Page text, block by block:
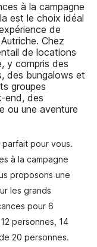
à la campagne
est le choix idéal
de
Chez
de locations
y compris des
des bungalows et
groupes
end, des
ou une aventure
pour vous.
à la campagne
proposons une
les grands
pour 6
personnes, 14
20 personnes.